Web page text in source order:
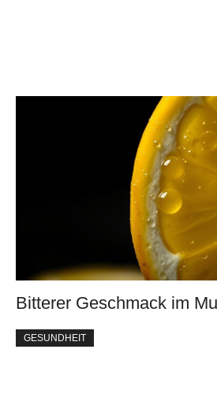
Bitterer Geschmack im
GESUNDHEIT